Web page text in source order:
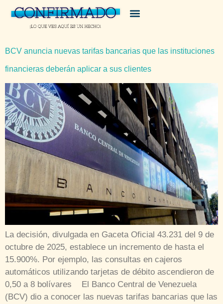
BCV anuncia nuevas tarifas bancarias que las instituciones
financieras deberán aplicar a sus clientes
La decisión, divulgada en Gaceta Oficial 43.231 del 9 de
octubre de 2025, establece un incremento de hasta el
15.900%. Por ejemplo, las consultas en cajeros
automáticos utilizando tarjetas de débito ascendieron de
0,50 a 8 bolívares El Banco Central de Venezuela
(BCV) dio a conocer las nuevas tarifas bancarias que las